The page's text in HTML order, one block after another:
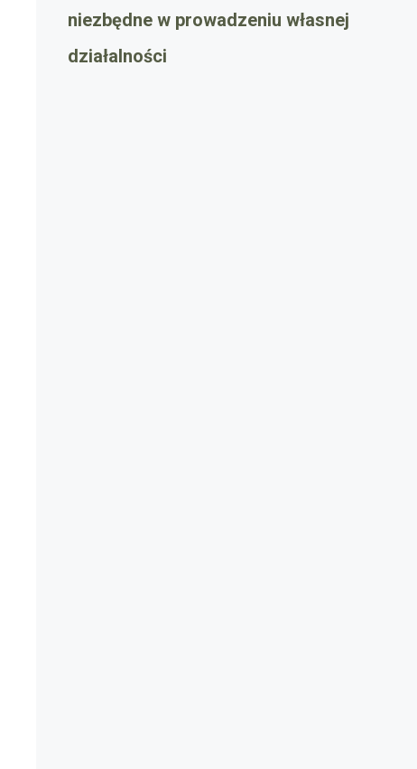
niezbędne w prowadzeniu własnej
działalności